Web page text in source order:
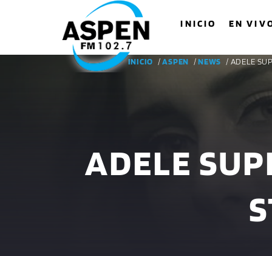
INICIO EN
INICIO /ASPEN /NEWS / ADELE
ADELE